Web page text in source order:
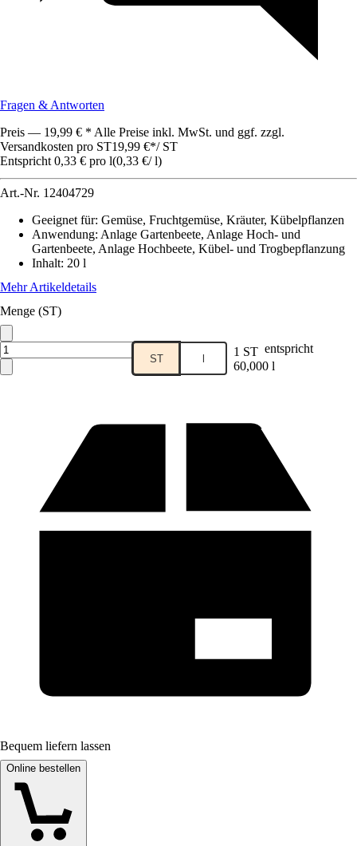
Fragen & Antworten
Preis — 19,99 € * Alle Preise inkl. MwSt. und ggf. zzgl.
Versandkosten pro ST19,99 €*/ ST
Entspricht 0,33 € pro l(0,33 €/ l)
Art.-Nr. 12404729
Geeignet für: Gemüse, Fruchtgemüse, Kräuter, Kübelpflanzen
Anwendung: Anlage Gartenbeete, Anlage Hoch- und
Gartenbeete, Anlage Hochbeete, Kübel- und Trogbepflanzung
Inhalt: 20 l
Mehr Artikeldetails
Menge (ST)
ST l 1 ST entspricht
60,000 l
Bequem liefern lassen
Online bestellen